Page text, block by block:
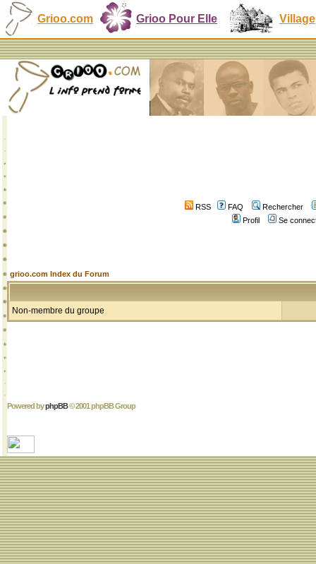
Grioo.com Grioo Pour Elle Village
RSS FAQ
Rechercher
Profil
Se
grioo.com Index du Forum
Non-membre du groupe
Powered byphpBB© 2001 phpBB Group